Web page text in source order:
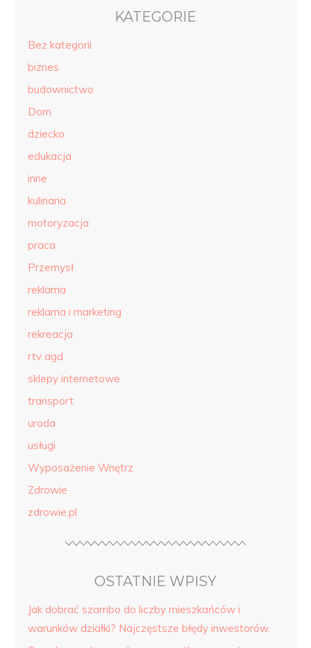
KATEGORIE
Bez kategorii
biznes
budownictwo
Dom
dziecko
edukacja
inne
kulinaria
motoryzacja
praca
Przemysł
reklama
reklama i marketing
rekreacja
rtv agd
sklepy internetowe
transport
uroda
usługi
Wyposażenie Wnętrz
Zdrowie
zdrowie.pl
OSTATNIE WPISY
Jak dobrać szambo do liczby mieszkańców i
warunków działki? Najczęstsze błędy inwestorów.